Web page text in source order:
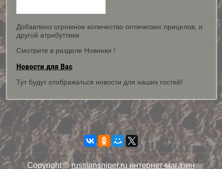
Добавлено огромное количество оптических прицелов, и
другой атрибуттики.
Смотрите в разделе Новинки !
Новости для Вас
Тут будут отображаться новости для наших гостей!
Copyright ©russiansniper.ru интернет-магазин